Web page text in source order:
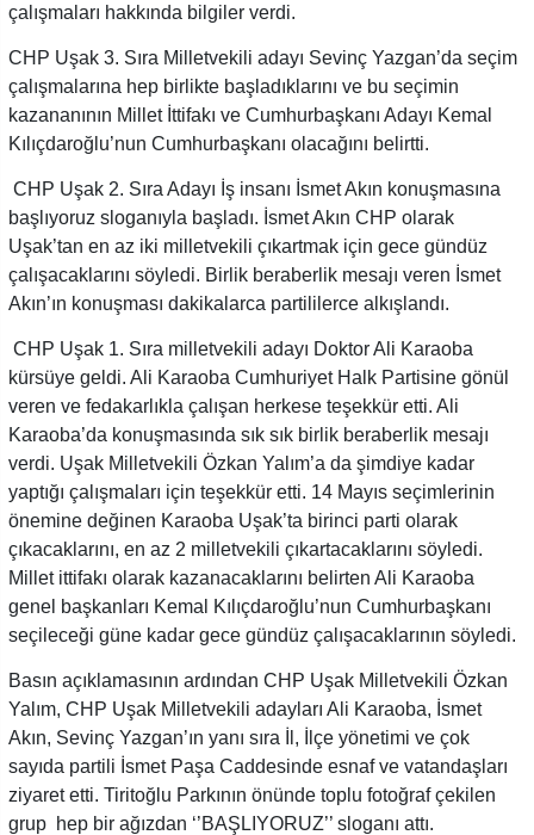
çalışmaları hakkında bilgiler verdi.
CHP Uşak 3. Sıra Milletvekili adayı Sevinç Yazgan’da seçim
çalışmalarına hep birlikte başladıklarını ve bu seçimin
kazananının Millet İttifakı ve Cumhurbaşkanı Adayı Kemal
Kılıçdaroğlu’nun Cumhurbaşkanı olacağını belirtti.
CHP Uşak 2. Sıra Adayı İş insanı İsmet Akın konuşmasına
başlıyoruz sloganıyla başladı. İsmet Akın CHP olarak
Uşak’tan en az iki milletvekili çıkartmak için gece gündüz
çalışacaklarını söyledi. Birlik beraberlik mesajı veren İsmet
Akın’ın konuşması dakikalarca partililerce alkışlandı.
CHP Uşak 1. Sıra milletvekili adayı Doktor Ali Karaoba
kürsüye geldi. Ali Karaoba Cumhuriyet Halk Partisine gönül
veren ve fedakarlıkla çalışan herkese teşekkür etti. Ali
Karaoba’da konuşmasında sık sık birlik beraberlik mesajı
verdi. Uşak Milletvekili Özkan Yalım’a da şimdiye kadar
yaptığı çalışmaları için teşekkür etti. 14 Mayıs seçimlerinin
önemine değinen Karaoba Uşak’ta birinci parti olarak
çıkacaklarını, en az 2 milletvekili çıkartacaklarını söyledi.
Millet ittifakı olarak kazanacaklarını belirten Ali Karaoba
genel başkanları Kemal Kılıçdaroğlu’nun Cumhurbaşkanı
seçileceği güne kadar gece gündüz çalışacaklarının söyledi.
Basın açıklamasının ardından CHP Uşak Milletvekili Özkan
Yalım, CHP Uşak Milletvekili adayları Ali Karaoba, İsmet
Akın, Sevinç Yazgan’ın yanı sıra İl, İlçe yönetimi ve çok
sayıda partili İsmet Paşa Caddesinde esnaf ve vatandaşları
ziyaret etti. Tiritoğlu Parkının önünde toplu fotoğraf çekilen
grup hep bir ağızdan ‘’BAŞLIYORUZ’’ sloganı attı.